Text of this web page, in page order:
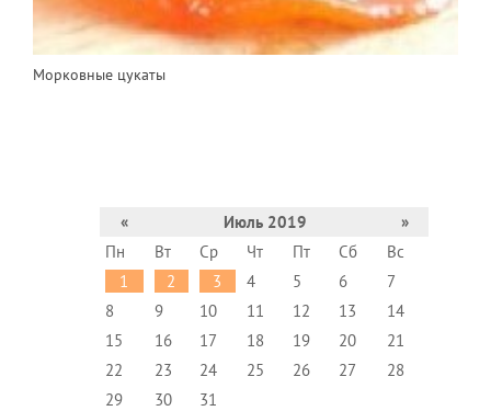
Морковные цукаты
« Июль 2019
»
Пн
Вт Ср Чт Пт Сб
Вс
1
2 3 4 5 6
7
8
9 10 11 12 13
14
15
16 17 18 19 20
21
22
23 24 25 26 27
28
29
30 31